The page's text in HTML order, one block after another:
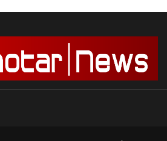
পরোয়ানা
সাগরে আজ থেকে ৫৮ দিনের জন্য মাছ